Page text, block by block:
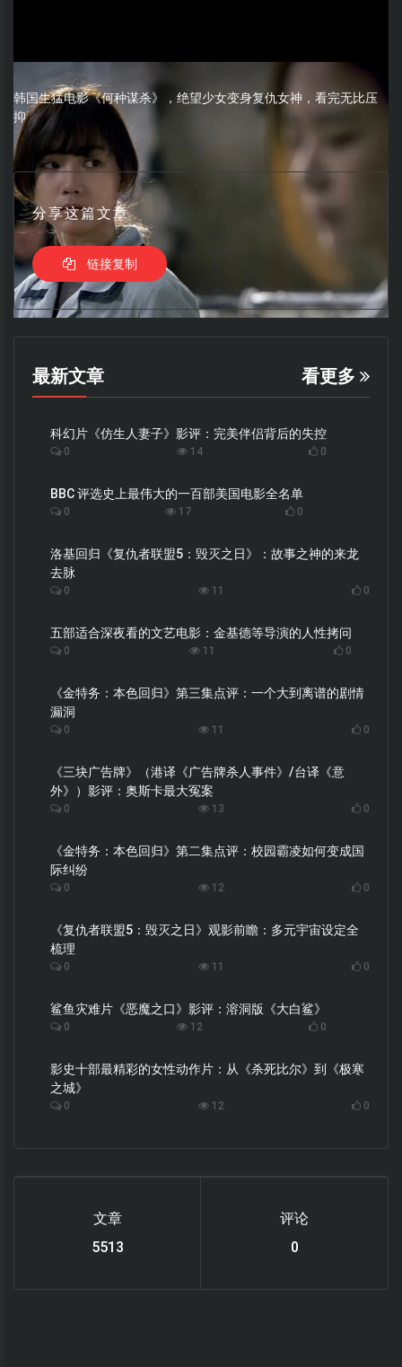
韩国生猛电影《何种谋杀》，绝望少女变身复仇女神，看完无比压
抑
分享这篇文章
链接复制
最新文章 看更多
科幻片《仿生人妻子》影评：完美伴侣背后的失控
0 14 0
BBC 评选史上最伟大的一百部美国电影全名单
0 17 0
洛基回归《复仇者联盟5：毁灭之日》：故事之神的来龙
去脉
0 11 0
五部适合深夜看的文艺电影：金基德等导演的人性拷问
0 11 0
《金特务：本色回归》第三集点评：一个大到离谱的剧情
漏洞
0 11 0
《三块广告牌》（港译《广告牌杀人事件》/台译《意
外》）影评：奥斯卡最大冤案
0 13 0
《金特务：本色回归》第二集点评：校园霸凌如何变成国
际纠纷
0 12 0
《复仇者联盟5：毁灭之日》观影前瞻：多元宇宙设定全
梳理
0 11 0
鲨鱼灾难片《恶魔之口》影评：溶洞版《大白鲨》
0 12 0
影史十部最精彩的女性动作片：从《杀死比尔》到《极寒
之城》
0 12 0
文章
6218
评论
0